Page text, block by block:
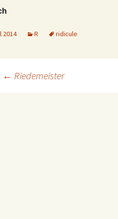
2014 R ridicule
← Riedemeister